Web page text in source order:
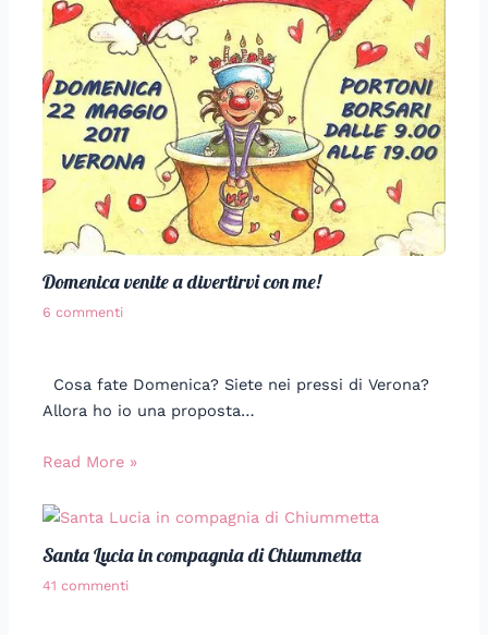
Domenica venite a divertirvi con me!
6 commenti
Cosa fate Domenica? Siete nei pressi di Verona?
Allora ho io una proposta…
Read More »
Santa Lucia in compagnia di Chiummetta
41 commenti